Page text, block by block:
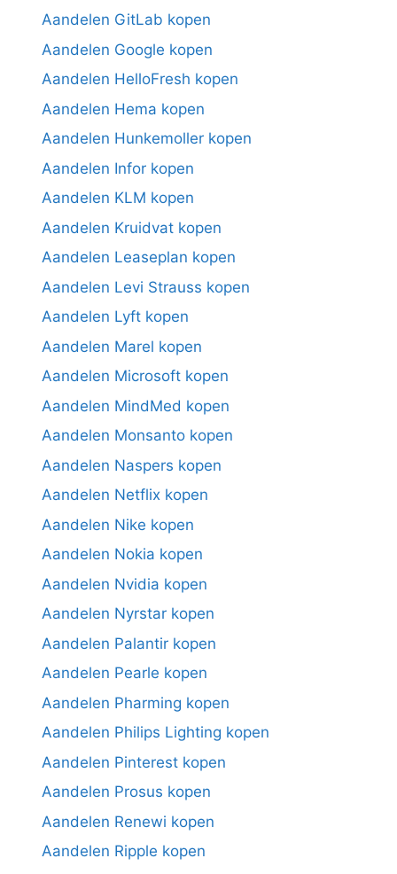
Aandelen GitLab kopen
Aandelen Google kopen
Aandelen HelloFresh kopen
Aandelen Hema kopen
Aandelen Hunkemoller kopen
Aandelen Infor kopen
Aandelen KLM kopen
Aandelen Kruidvat kopen
Aandelen Leaseplan kopen
Aandelen Levi Strauss kopen
Aandelen Lyft kopen
Aandelen Marel kopen
Aandelen Microsoft kopen
Aandelen MindMed kopen
Aandelen Monsanto kopen
Aandelen Naspers kopen
Aandelen Netflix kopen
Aandelen Nike kopen
Aandelen Nokia kopen
Aandelen Nvidia kopen
Aandelen Nyrstar kopen
Aandelen Palantir kopen
Aandelen Pearle kopen
Aandelen Pharming kopen
Aandelen Philips Lighting kopen
Aandelen Pinterest kopen
Aandelen Prosus kopen
Aandelen Renewi kopen
Aandelen Ripple kopen